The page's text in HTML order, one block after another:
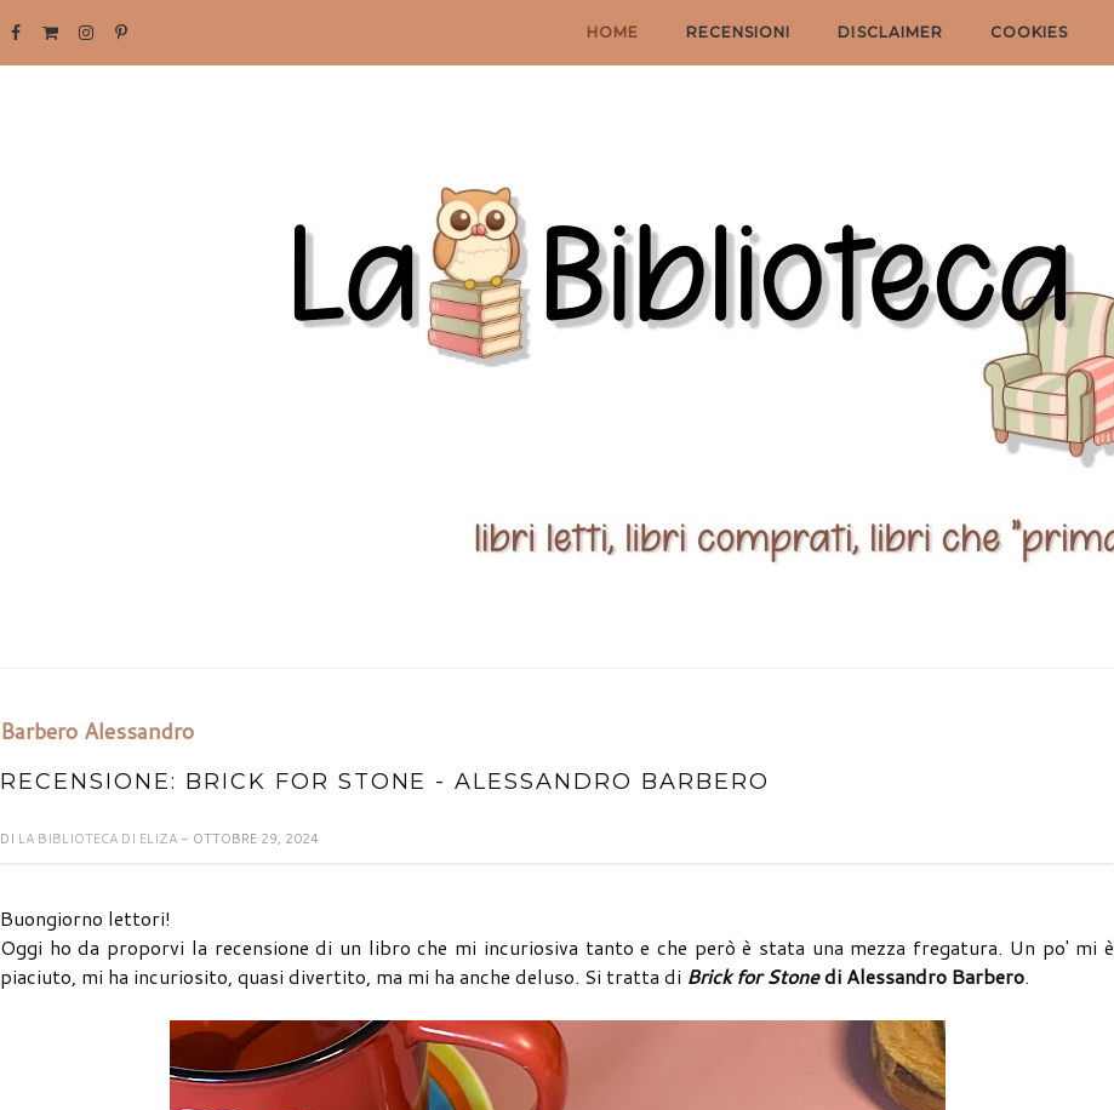
HOME RECENSIONI DISCLAIMER COOKIES
Barbero Alessandro
RECENSIONE: BRICK FOR STONE - ALESSANDRO BARBERO
DI LA BIBLIOTECA DI ELIZA - OTTOBRE 29, 2024
Buongiorno lettori!
Oggi ho da proporvi la recensione di un libro che mi incuriosiva tanto e che però è stata una mezza fregatura. Un po' mi è
piaciuto, mi ha incuriosito, quasi divertito, ma mi ha anche deluso. Si tratta di Brick for Stonedi Alessandro Barbero.